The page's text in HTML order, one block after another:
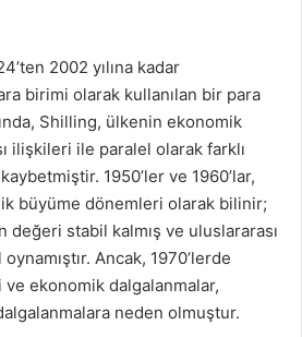
2002 yılına kadar
birimi olarak kullanılan bir para
Shilling, ülkenin ekonomik
ilişkileri ile paralel olarak farklı
1950’ler ve 1960’lar,
büyüme dönemleri olarak bilinir;
değeri stabil kalmış ve uluslararası
Ancak, 1970’lerde
ekonomik dalgalanmalar,
neden olmuştur.